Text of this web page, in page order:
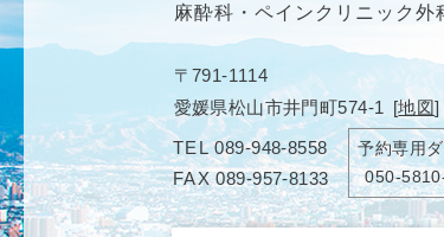
麻酔科・ペインクリニック外
〒791-1114
愛媛県松山市井門町574-1 [地図]
TEL 089-948-8558
FAX 089-957-8133
予約専用
050-